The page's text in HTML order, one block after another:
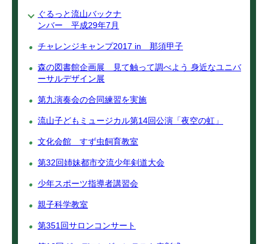
ぐるっと流山バックナ
ンバー 平成29年7月
チャレンジキャンプ2017 in 那須甲子
森の図書館企画展 見て触って調べよう 身近なユニバ
ーサルデザイン展
第九演奏会の合同練習を実施
流山子どもミュージカル第14回公演「夜空の虹」
文化会館 すず虫飼育教室
第32回姉妹都市交流少年剣道大会
少年スポーツ指導者講習会
親子科学教室
第351回サロンコンサート